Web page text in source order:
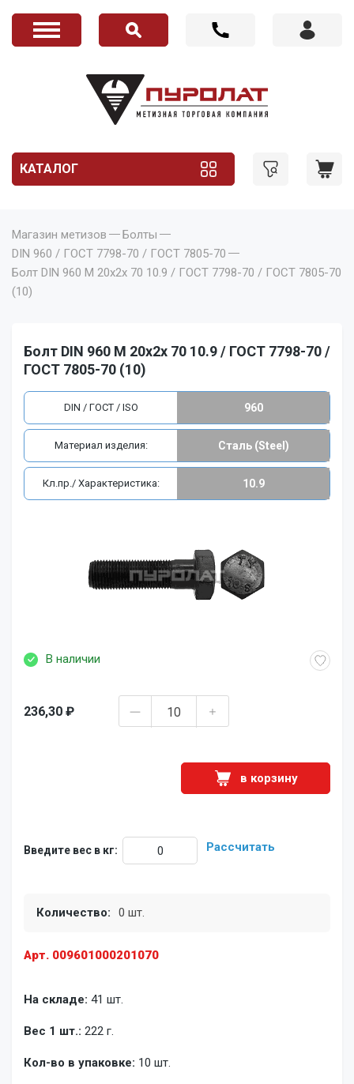
КАТАЛОГ
Магазин метизов
Болты
DIN 960 / ГОСТ 7798-70 / ГОСТ 7805-70
Болт DIN 960 M 20x2x 70 10.9 / ГОСТ 7798-70 / ГОСТ 7805-70
(10)
Болт DIN 960 M 20x2x 70 10.9 / ГОСТ 7798-70 /
ГОСТ 7805-70 (10)
Арт. 009601000201070
В наличии
На складе: 41 шт.
Вес 1 шт.: 222 г.
Кол-во в упаковке: 10 шт.
236,30 ₽
в корзину
Введите вес в кг: Рассчитать
Количество: 0 шт.
DIN / ГОСТ / ISO 960
Материал изделия: Сталь (Steel)
Кл.пр./ Характеристика: 10.9